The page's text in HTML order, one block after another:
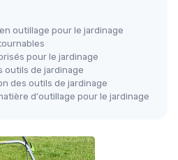
outillage pour le jardinage
pour le jardinage
outils de jardinage
des outils de jardinage
d'outillage pour le jardinage